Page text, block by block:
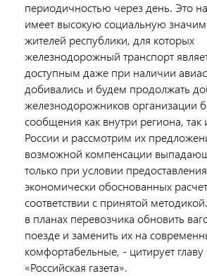
периодичностью через день. Это
имеет высокую социальную
жителей республики, для которых
железнодорожный транспорт
доступным даже при наличии
добивались и будем продолжать
железнодорожников организации
сообщения как внутри региона, так
России и рассмотрим их
возможной компенсации
только при условии
экономически обоснованных
соответствии с принятой
в планах перевозчика обновить
поезде и заменить их на
комфортабельные, - цитирует
«Российская газета».